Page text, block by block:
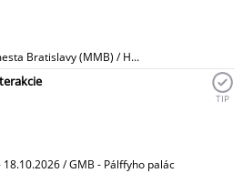
Bratislavy (MMB) / H...
18.10.2026 / GMB - Pálffyho palác
TIP